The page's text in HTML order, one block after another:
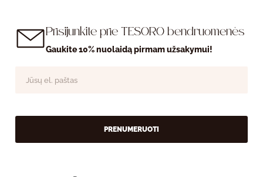
Prisijunkite prie TESORO bendruomenės
Gaukite 10% nuolaidą pirmam užsakymui!
PRENUMERUOTI